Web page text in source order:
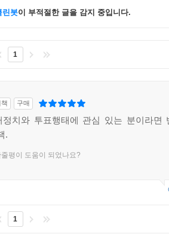
떻게 투표할지에 따라 결정된다.
로, 각 유권자는 다른 사람들이 어떤 결
선호하는 정당에 투표하는 것이 더 쉽
대화 정부는, 어떤 의사 결정자들에게는
을 망가뜨린다. …… 이와 같이 한계 균
에 실제로는 도달할 수 없음을 의미한다.
런 바람을 실행하기 위해 강제력을 행
후생의 증진)을 동기로 움직이지 않음
떻게 이루어지는가라는 문제를 규명”
으로 민주주의를 다룬다.”고 말한다.
린봇이 부적절한 글을 감지 중입니다.
1
책 구매
정치와 투표행태에 관심 있는 분이라면
.
줄평이 도움이 되었나요?
1